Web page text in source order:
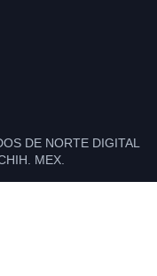
DE NORTE DIGITAL
MEX.